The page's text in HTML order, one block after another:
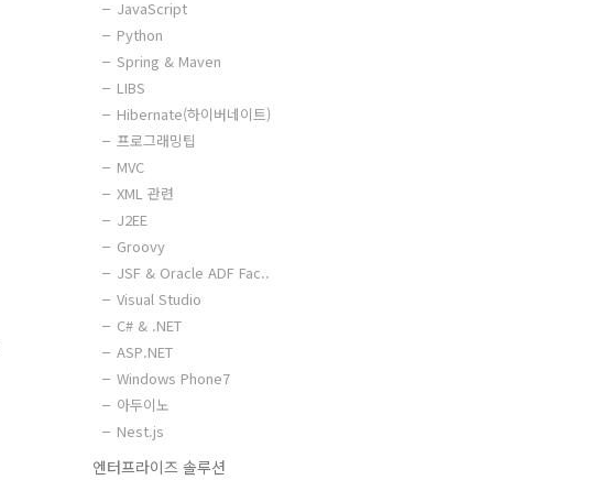
JavaScript
Python
Spring & Maven
LIBS
Hibernate(하이버네이트)
프로그래밍팁
MVC
XML 관련
J2EE
Groovy
JSF & Oracle ADF Fac..
Visual Studio
C# & .NET
ASP.NET
Windows Phone7
아두이노
Nest.js
엔터프라이즈 솔루션